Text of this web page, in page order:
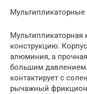
Мультипликаторные
конструкцию.
алюминия, а
большим
контактирует с
рычажный